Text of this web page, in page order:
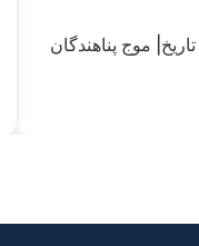
موج پناهندگان